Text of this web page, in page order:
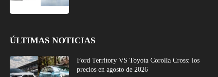
ÚLTIMAS NOTICIAS
Ford Territory VS Toyota Corolla Cross: los
precios en agosto de 2026